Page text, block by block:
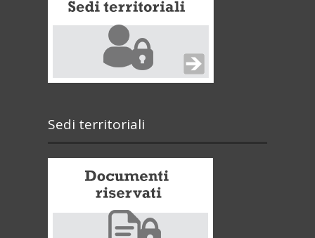
Sedi territoriali